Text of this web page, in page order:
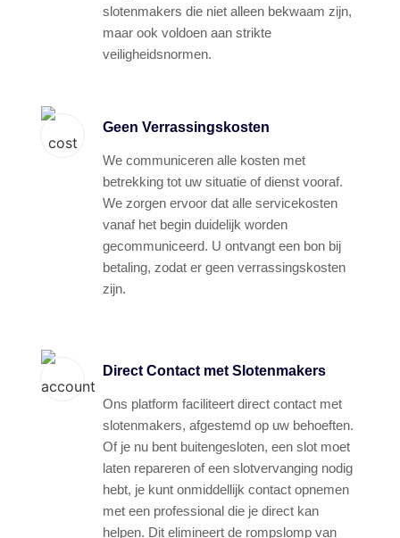
slotenmakers die niet alleen bekwaam zijn,
maar ook voldoen aan strikte
veiligheidsnormen.
Geen Verrassingskosten
We communiceren alle kosten met
betrekking tot uw situatie of dienst vooraf.
We zorgen ervoor dat alle servicekosten
vanaf het begin duidelijk worden
gecommuniceerd. U ontvangt een bon bij
betaling, zodat er geen verrassingskosten
zijn.
Direct Contact met Slotenmakers
Ons platform faciliteert direct contact met
slotenmakers, afgestemd op uw behoeften.
Of je nu bent buitengesloten, een slot moet
laten repareren of een slotvervanging nodig
hebt, je kunt onmiddellijk contact opnemen
met een professional die je direct kan
helpen. Dit elimineert de rompslomp van